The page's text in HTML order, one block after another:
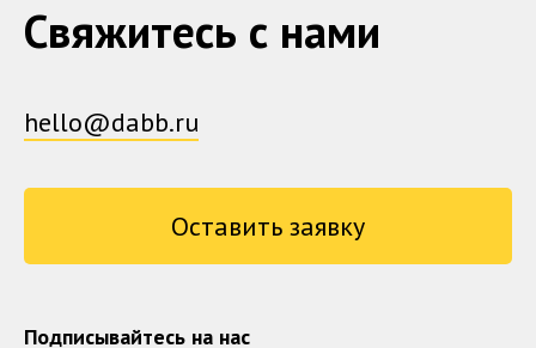
Свяжитесь с нами
hello@dabb.ru
Оставить заявку
Подписывайтесь на нас